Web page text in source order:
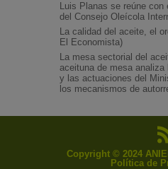
Luis Planas se reúne
del Consejo Oleícola
La calidad del aceite, el
El Economista)
La mesa sectorial del
aceituna de mesa
y las actuaciones del
los mecanismos de
Copyright © 2024
Política de